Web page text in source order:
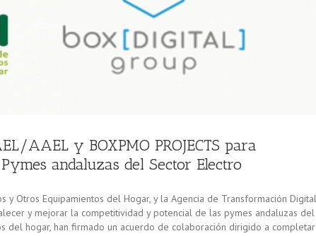
AAEL y BOXPMO PROJECTS para
andaluzas del Sector Electro
y Otros Equipamientos del Hogar, y la Agencia de Transformación Digital
y mejorar la competitividad y potencial de las pymes andaluzas del
del hogar, han firmado un acuerdo de colaboración dirigido a completar